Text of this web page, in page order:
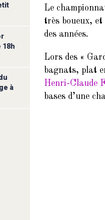
18h
à
Le
très boueux,
des années.
Lors des «
bagnats, plat
Henri-Claude
bases d’une